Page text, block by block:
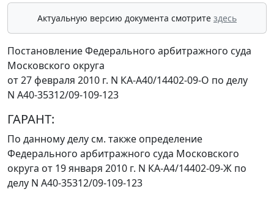
Актуальную версию документа смотрите здесь
Постановление Федерального арбитражного суда
Московского округа
от 27 февраля 2010 г. N КА-А40/14402-09-О по делу
N А40-35312/09-109-123
ГАРАНТ:
По данному делу см. также определение
Федерального арбитражного суда Московского
округа от 19 января 2010 г. N КА-А4/14402-09-Ж по
делу N А40-35312/09-109-123